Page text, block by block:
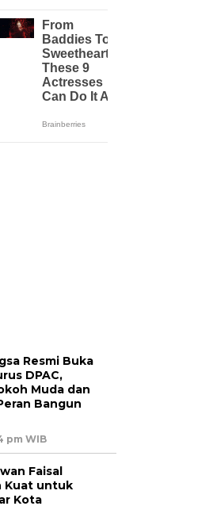
Resmi Buka
DPAC,
Muda dan
Bangun
pm WIB
Faisal
Kuat untuk
Kota